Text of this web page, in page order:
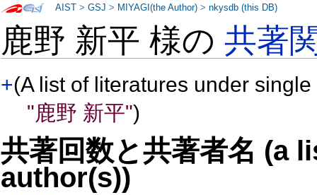
鹿野 新平 様の共著
+(A list of literatures under
"鹿野 新平")
共著回数と共著者名 (a
author(s))
AIST >GSJ > MIYAGI(the Author) >nkysdb (this DB)